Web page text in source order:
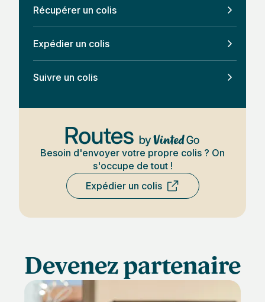
Récupérer un colis
Expédier un colis
Suivre un colis
Besoin d'envoyer votre propre colis ? On
s'occupe de tout !
Expédier un colis
Devenez partenaire